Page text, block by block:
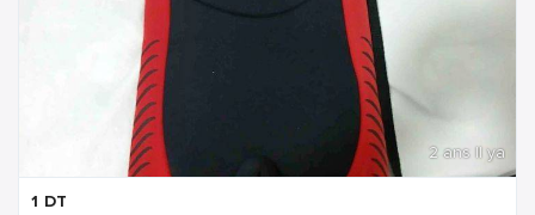
2 ans Il ya
1 DT